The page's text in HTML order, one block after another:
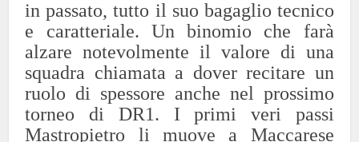
in passato, tutto il suo bagaglio tecnico
e caratteriale. Un binomio che farà
alzare notevolmente il valore di una
squadra chiamata a dover recitare un
ruolo di spessore anche nel prossimo
torneo di DR1. I primi veri passi
Mastropietro li muove a Maccarese